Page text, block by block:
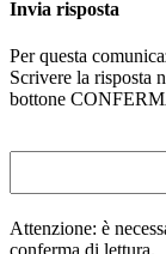
Invia risposta
Per questa
Scrivere la risposta
bottone
Attenzione: è